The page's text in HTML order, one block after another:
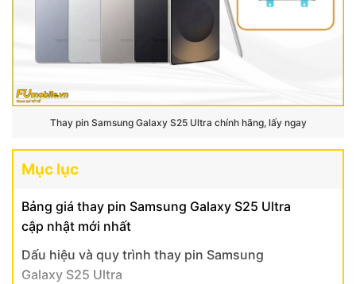
Thay pin Samsung Galaxy S25 Ultra chính hãng, lấy ngay
Mục lục
Bảng giá thay pin Samsung Galaxy S25 Ultra
cập nhật mới nhất
Dấu hiệu và quy trình thay pin Samsung
Galaxy S25 Ultra